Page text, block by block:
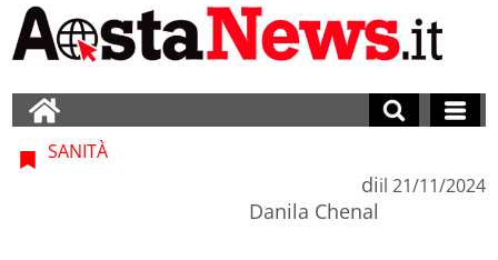
SANITÀ
di
Danila Chenal
il 21/11/2024